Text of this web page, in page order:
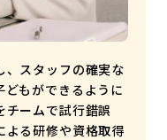
、スタッフの確実な
もができるように
チームで試行錯誤
よる研修や資格取得